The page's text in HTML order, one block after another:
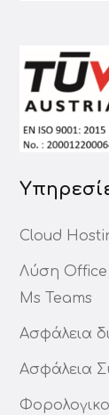
Cloud
Λύση Office
Ms Teams
Ασφάλεια
Ασφάλεια